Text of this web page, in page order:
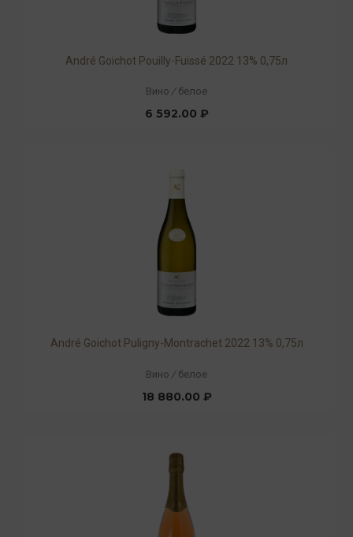
André Goichot Pouilly-Fuissé 2022 13% 0,75л
Вино / белое
6 592.00 ₽
André Goichot Puligny-Montrachet 2022 13% 0,75л
Вино / белое
18 880.00 ₽